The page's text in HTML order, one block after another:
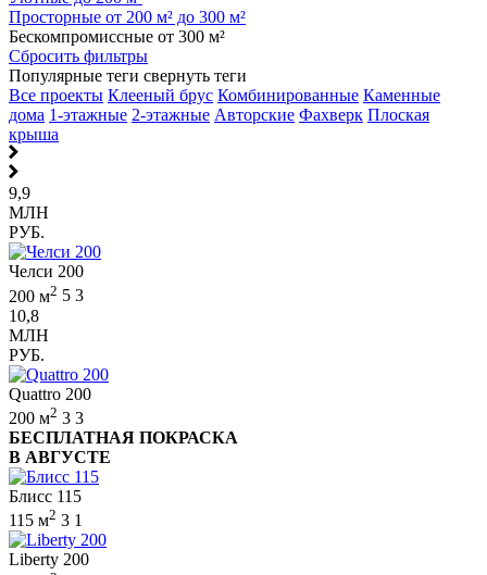
Просторные от 200 м² до 300 м²
Бескомпромиссные от 300 м²
Сбросить фильтры
Популярные теги свернуть теги
Все проекты Клееный брус Комбинированные Каменные
дома 1-этажные 2-этажные Авторские Фахверк Плоская
крыша
9,9
МЛН
РУБ.
Челси 200
200 м2 5 3
10,8
МЛН
РУБ.
Quattro 200
200 м2 3 3
БЕСПЛАТНАЯ ПОКРАСКА
В АВГУСТЕ
Блисс 115
115 м2 3 1
Liberty 200